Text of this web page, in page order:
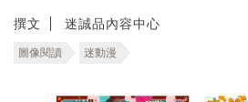
撰文 迷誠品內容中心
圖像閱讀 迷動漫